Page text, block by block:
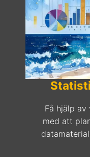
Få hjälp
med att